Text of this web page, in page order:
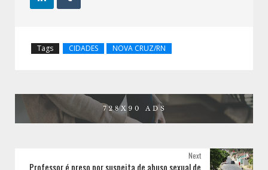
Tags CIDADES NOVA CRUZ/RN
Next
Professor é preso por suspeita de abuso sexual de